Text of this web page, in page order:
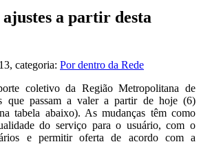
a partir desta
, categoria: Por dentro da Rede
coletivo da Região Metropolitana de
que passam a valer a partir de hoje (6)
tabela abaixo). As mudanças têm como
do serviço para o usuário, com o
e permitir oferta de acordo com a